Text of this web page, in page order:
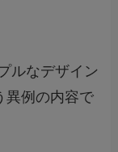
ルなデザイン
異例の内容で